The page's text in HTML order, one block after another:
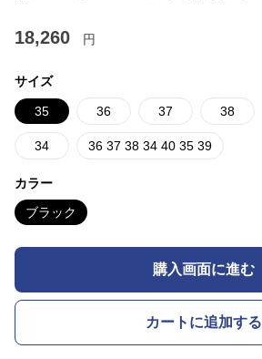
18,260 円
サイズ
35 36 37 38
34 36 37 38 34 40 35 39
カラー
ブラック
購入画面に進む
カートに追加する